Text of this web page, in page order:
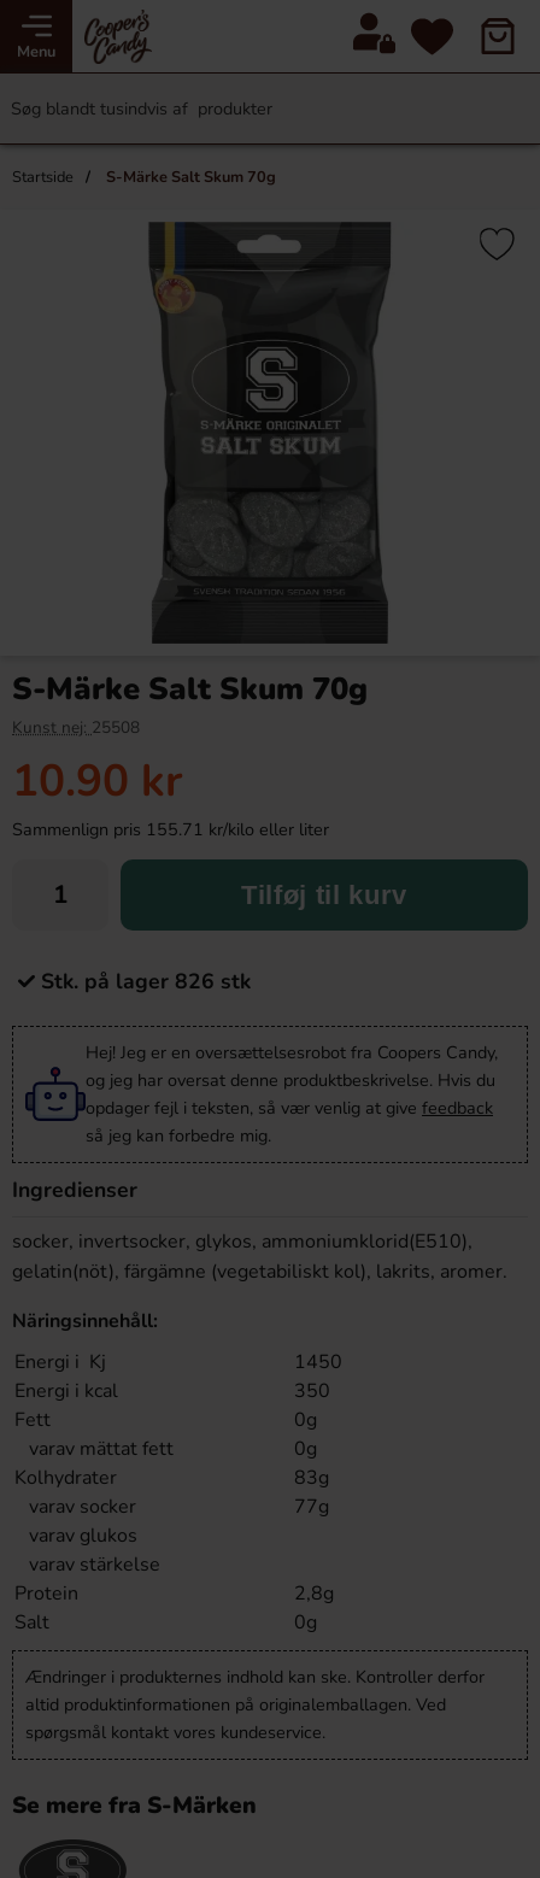
Menu
Startside S-Märke Salt Skum 70g
S-Märke Salt Skum 70g
Kunst nej: 25508
10.90 kr
Sammenlign pris 155.71 kr/kilo eller liter
Tilføj til kurv
Stk. på lager 826 stk
Hej! Jeg er en oversættelsesrobot fra Coopers Candy,
og jeg har oversat denne produktbeskrivelse. Hvis du
opdager fejl i teksten, så vær venlig at give feedback
så jeg kan forbedre mig.
Ingredienser
socker, invertsocker, glykos, ammoniumklorid(E510),
gelatin(nöt), färgämne (vegetabiliskt kol), lakrits, aromer.
Näringsinnehåll:
Energi i Kj
1450
Energi i kcal
350
Fett
0g
varav mättat fett
0g
Kolhydrater
83g
varav socker
77g
varav glukos
varav stärkelse
Protein
2,8g
Salt
0g
Ændringer i produkternes indhold kan ske. Kontroller derfor
altid produktinformationen på originalemballagen. Ved
spørgsmål kontakt vores kundeservice.
Se mere fra S-Märken